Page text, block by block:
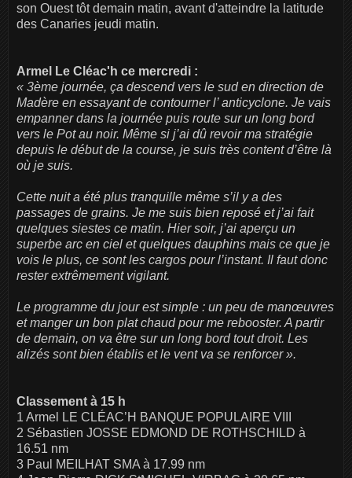
son Ouest tôt demain matin, avant d'atteindre la latitude
des Canaries jeudi matin.
Armel Le Cléac'h ce mercredi :
« 3ème journée, ça descend vers le sud en direction de
Madère en essayant de contourner l’ anticyclone. Je vais
empanner dans la journée puis route sur un long bord
vers le Pot au noir. Même si j’ai dû revoir ma stratégie
depuis le début de la course, je suis très content d’être là
où je suis.
Cette nuit a été plus tranquille même s’il y a des
passages de grains. Je me suis bien reposé et j’ai fait
quelques siestes ce matin. Hier soir, j’ai aperçu un
superbe arc en ciel et quelques dauphins mais ce que je
vois le plus, ce sont les cargos pour l’instant. Il faut donc
rester extrêmement vigilant.
Le programme du jour est simple : un peu de manœuvres
et manger un bon plat chaud pour me rebooster. A partir
de demain, on va être sur un long bord tout droit. Les
alizés sont bien établis et le vent va se renforcer ».
Classement à 15 h
1 Armel LE CLÉAC’H BANQUE POPULAIRE VIII
2 Sébastien JOSSE EDMOND DE ROTHSCHILD à
16.51 nm
3 Paul MEILHAT SMA à 17.99 nm